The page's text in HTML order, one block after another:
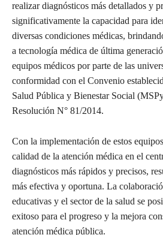
realizar diagnósticos más detallados y
significativamente la capacidad para
diversas condiciones médicas,
a tecnología médica de última
equipos médicos por parte de las
conformidad con el Convenio
Salud Pública y Bienestar Social
Resolución N° 81/2014.
Con la implementación de estos
calidad de la atención médica en el
diagnósticos más rápidos y precisos,
más efectiva y oportuna. La
educativas y el sector de la salud se
exitoso para el progreso y la mejora
atención médica pública.